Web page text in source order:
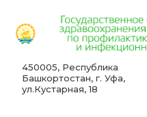
450005, Республика
Башкортостан, г. Уфа,
ул.Кустарная, 18